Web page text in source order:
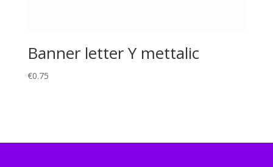
Banner letter Y mettalic
€0.75